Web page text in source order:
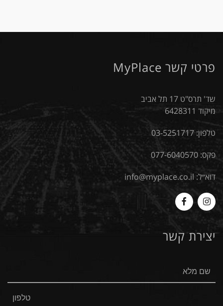
פרטי קשר MyPlace
שד' תרס"ט 17 תל אביב
מיקוד 6428311
טלפון: 03-5251717
פקס: 077-6040570
דוא״ל: info@myplace.co.il
Myplace
-
Instagram
MyPlace
Facebook
יצירת קשר